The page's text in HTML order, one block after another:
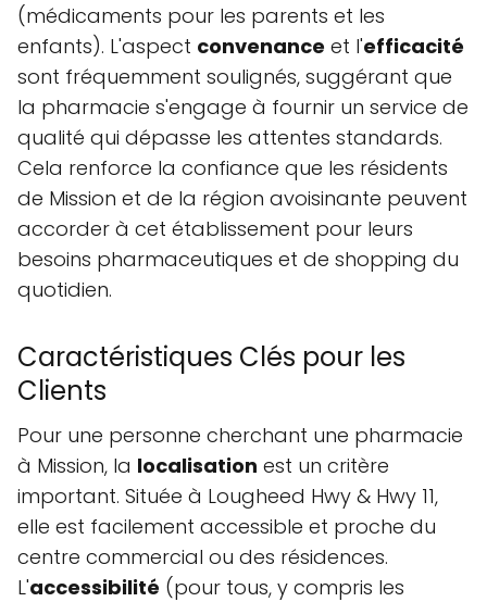
(médicaments pour les parents et les
enfants). L'aspect convenance et l'efficacité
sont fréquemment soulignés, suggérant que
la pharmacie s'engage à fournir un service de
qualité qui dépasse les attentes standards.
Cela renforce la confiance que les résidents
de Mission et de la région avoisinante peuvent
accorder à cet établissement pour leurs
besoins pharmaceutiques et de shopping du
quotidien.
Caractéristiques Clés pour les
Clients
Pour une personne cherchant une pharmacie
à Mission, la localisation est un critère
important. Située à Lougheed Hwy & Hwy 11,
elle est facilement accessible et proche du
centre commercial ou des résidences.
L'accessibilité (pour tous, y compris les